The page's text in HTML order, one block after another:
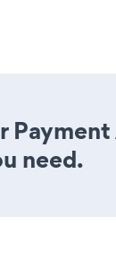
need.